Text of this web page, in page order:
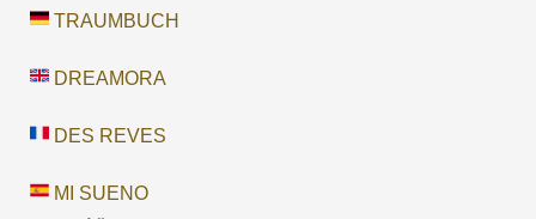
TRAUMBUCH
DREAMORA
DES REVES
MI SUENO